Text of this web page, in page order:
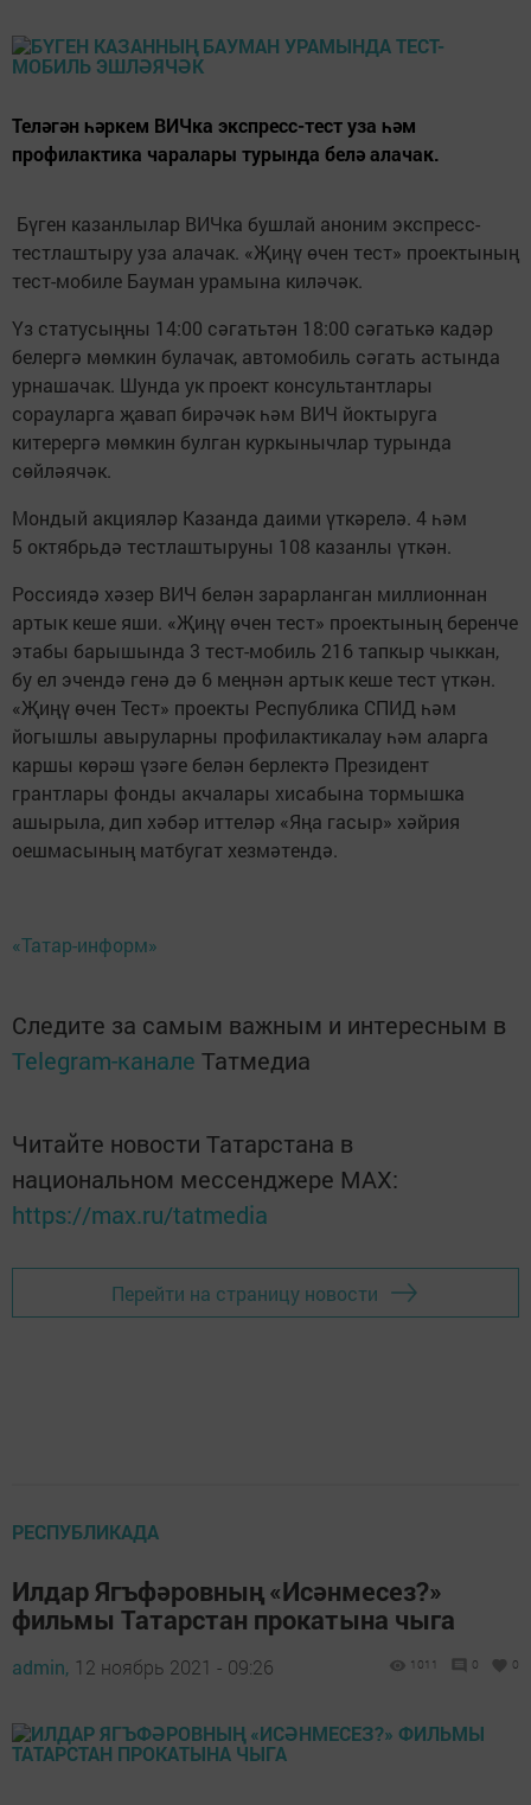
Теләгән һәркем ВИЧка экспресс-тест уза һәм
профилактика чаралары турында белә алачак.
Бүген казанлылар ВИЧка бушлай аноним экспресс-
тестлаштыру уза алачак. «Җиңү өчен тест» проектының
тест-мобиле Бауман урамына киләчәк.
Үз статусыңны 14:00 сәгатьтән 18:00 сәгатькә кадәр
белергә мөмкин булачак, автомобиль сәгать астында
урнашачак. Шунда ук проект консультантлары
сорауларга җавап бирәчәк һәм ВИЧ йоктыруга
китерергә мөмкин булган куркынычлар турында
сөйләячәк.
Мондый акцияләр Казанда даими үткәрелә. 4 һәм
5 октябрьдә тестлаштыруны 108 казанлы үткән.
Россиядә хәзер ВИЧ белән зарарланган миллионнан
артык кеше яши. «Җиңү өчен тест» проектының беренче
этабы барышында 3 тест-мобиль 216 тапкыр чыккан,
бу ел эчендә генә дә 6 меңнән артык кеше тест үткән.
«Җиңү өчен Тест» проекты Республика СПИД һәм
йогышлы авыруларны профилактикалау һәм аларга
каршы көрәш үзәге белән берлектә Президент
грантлары фонды акчалары хисабына тормышка
ашырыла, дип хәбәр иттеләр «Яңа гасыр» хәйрия
оешмасының матбугат хезмәтендә.
«Татар-информ»
Следите за самым важным и интересным в
Telegram-канале Татмедиа
Читайте новости Татарстана в
национальном мессенджере MАХ:
https://max.ru/tatmedia
Перейти на страницу новости
РЕСПУБЛИКАДА
Илдар Ягъфәровның «Исәнмесез?»
фильмы Татарстан прокатына чыга
admin, 12 ноябрь 2021 - 09:26 1011 0 0